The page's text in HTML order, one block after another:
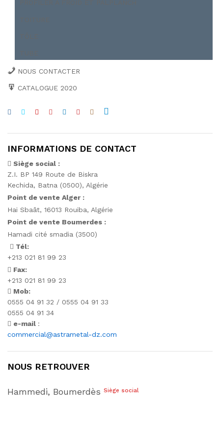
NOUS CONTACTER
CATALOGUE 2020
INFORMATIONS DE CONTACT
Siège social :
Z.I. BP 149 Route de Biskra
Kechida, Batna (0500), Algérie
Point de vente Alger :
Hai Sbaât, 16013 Rouiba, Algérie
Point de vente Boumerdes :
Hamadi cité smadia (3500)
Tél:
+213 021 81 99 23
Fax:
+213 021 81 99 23
Mob:
0555 04 91 32 / 0555 04 91 33
0555 04 91 34
e-mail :
commercial@astrametal-dz.com
NOUS RETROUVER
Hammedi, Boumerdès Siège social